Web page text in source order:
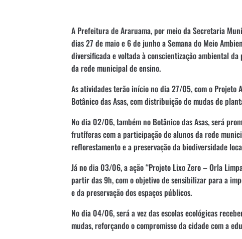
A Prefeitura de Araruama, por meio da Secretaria
dias 27 de maio e 6 de junho a Semana do Meio
diversificada e voltada à conscientização ambiental
da rede municipal de ensino.
As atividades terão início no dia 27/05, com o Projeto
Botânico das Asas, com distribuição de mudas de
No dia 02/06, também no Botânico das Asas, será
frutíferas com a participação de alunos da rede
reflorestamento e a preservação da biodiversidade
Já no dia 03/06, a ação “Projeto Lixo Zero – Orla
partir das 9h, com o objetivo de sensibilizar para a
e da preservação dos espaços públicos.
No dia 04/06, será a vez das escolas ecológicas
mudas, reforçando o compromisso da cidade com a